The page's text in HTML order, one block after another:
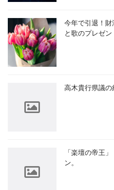
今年で引退！財
と歌のプレゼン
高木貴行県議の
「楽壇の帝王
ン。